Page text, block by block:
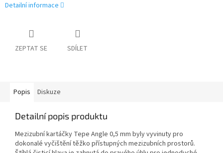
Detailní informace
ZEPTAT SE SDÍLET
Popis Diskuze
Detailní popis produktu
Mezizubní kartáčky Tepe Angle 0,5 mm byly vyvinuty pro
dokonalé vyčištění těžko přístupných mezizubních prostorů.